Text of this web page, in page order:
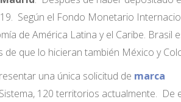
Según el Fondo Monetario
de América Latina y el Caribe. Brasil
que lo hicieran también México y
una única solicitud de marca
120 territorios actualmente. De